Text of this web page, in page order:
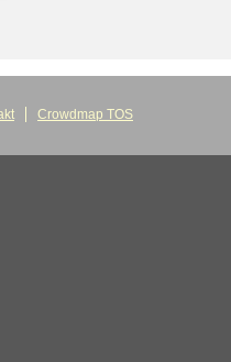
Crowdmap TOS